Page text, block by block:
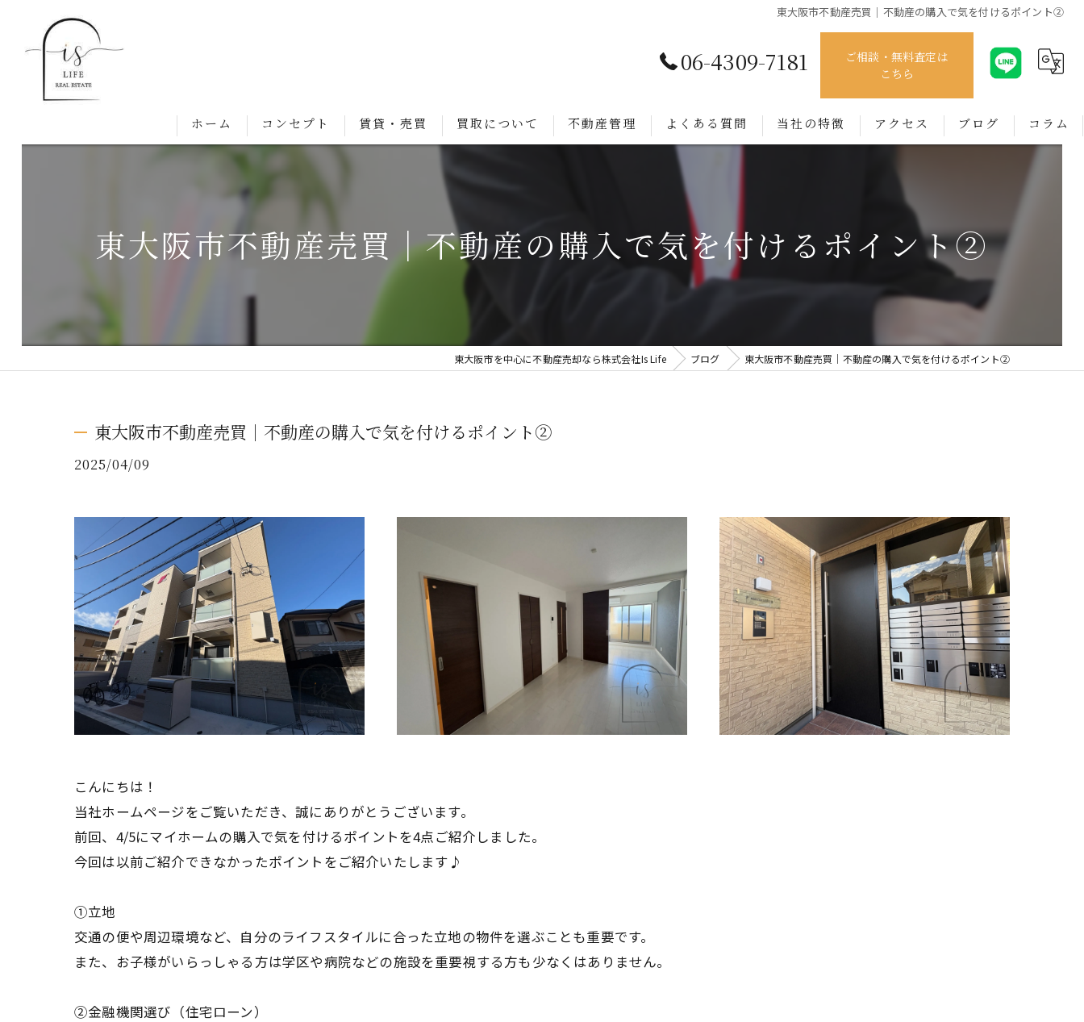
東大阪市不動産売買｜不動産の購入で気を付けるポイント②
06-4309-7181
ご相談・無料査定は
こちら
ホーム コンセプト 賃貸・売買 買取について 不動産管理 よくある質問 当社の特徴
管理
アクセス ブログ コラム
東大阪市不動産売買｜不動産の購入で気を付けるポイント②
東大阪市を中心に不動産売却なら株式会社Is Life ブログ 東大阪市不動産売買｜不動産の購入で気を付けるポイント②
東大阪市不動産売買｜不動産の購入で気を付けるポイント②
2025/04/09
こんにちは！
当社ホームページをご覧いただき、誠にありがとうございます。
前回、4/5にマイホームの購入で気を付けるポイントを4点ご紹介しました。
今回は以前ご紹介できなかったポイントをご紹介いたします♪
①立地
交通の便や周辺環境など、自分のライフスタイルに合った立地の物件を選ぶことも重要です。
また、お子様がいらっしゃる方は学区や病院などの施設を重要視する方も少なくはありません。
②金融機関選び（住宅ローン）